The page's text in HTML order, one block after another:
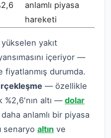
anlamlı piyasa
hareketi
yakıt
içeriyor —
durumda.
— özellikle
%2,6'nın altı — dolar
anlamlı bir piyasa
senaryo altın ve